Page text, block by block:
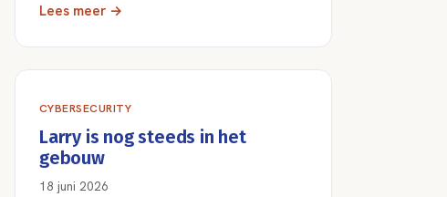
Lees meer →
CYBERSECURITY
Larry is nog steeds in het
gebouw
18 juni 2026